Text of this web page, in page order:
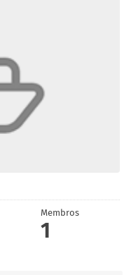
Membros
1